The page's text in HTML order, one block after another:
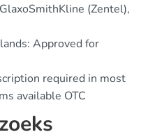
(Zentel),
Approved for
required in most
available OTC